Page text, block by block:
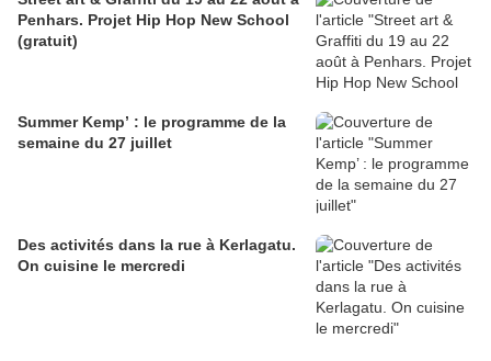
Penhars. Projet Hip Hop New School
(gratuit)
Summer Kemp’ : le programme de la
semaine du 27 juillet
Des activités dans la rue à Kerlagatu.
On cuisine le mercredi